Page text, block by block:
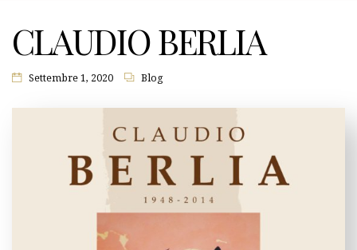
CLAUDIO BERLIA
Settembre 1, 2020 Blog